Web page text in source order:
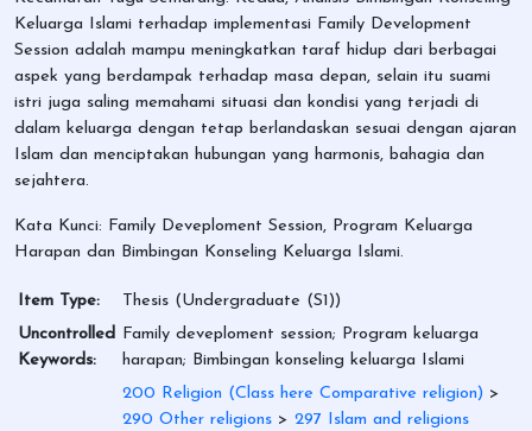
Keluarga Islami terhadap implementasi Family Development
Session adalah mampu meningkatkan taraf hidup dari berbagai
aspek yang berdampak terhadap masa depan, selain itu suami
istri juga saling memahami situasi dan kondisi yang terjadi di
dalam keluarga dengan tetap berlandaskan sesuai dengan ajaran
Islam dan menciptakan hubungan yang harmonis, bahagia dan
sejahtera.
Kata Kunci: Family Deveploment Session, Program Keluarga
Harapan dan Bimbingan Konseling Keluarga Islami.
Item Type:
Thesis (Undergraduate (S1))
Uncontrolled
Keywords:
Family deveploment session; Program keluarga
harapan; Bimbingan konseling keluarga Islami
200 Religion (Class here Comparative religion) >
290 Other religions > 297 Islam and religions